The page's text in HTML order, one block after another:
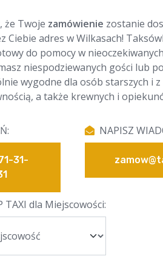
że Twoje zamówienie zostanie
Ciebie adres w Wilkasach!
do pomocy w
niespodziewanych gości lub
wygodne dla osób starszych i z
a także krewnych i
31-
NAPISZ
TAXI dla Miejscowości: